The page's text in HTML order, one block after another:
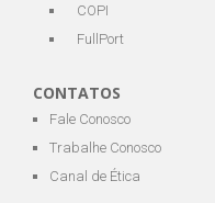
COPI
FullPort
CONTATOS
Fale Conosco
Trabalhe Conosco
Canal de Ética